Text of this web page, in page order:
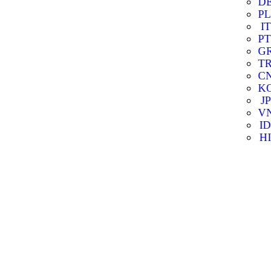
PL
IT
PT
JP
ID
HI